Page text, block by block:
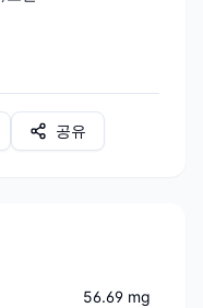
공유
56.69 mg